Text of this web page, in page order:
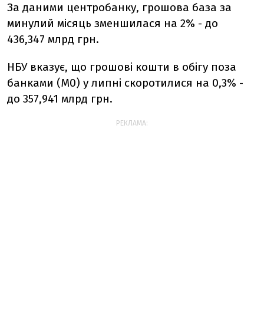
За даними центробанку, грошова база за
минулий місяць зменшилася на 2% - до
436,347 млрд грн.
НБУ вказує, що грошові кошти в обігу поза
банками (М0) у липні скоротилися на 0,3% -
до 357,941 млрд грн.
РЕКЛАМА: